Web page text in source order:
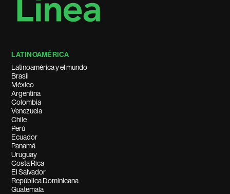
LATINOAMÉRICA
Latinoamérica y el mundo
Brasil
México
Argentina
Colombia
Venezuela
Chile
Perú
Ecuador
Panamá
Uruguay
Costa Rica
El Salvador
República Dominicana
Guatemala